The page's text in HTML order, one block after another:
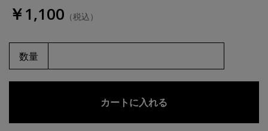
￥1,100 （税込）
数量